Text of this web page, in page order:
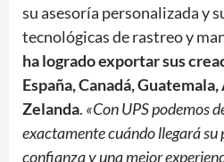
su asesoría personalizada y
tecnológicas de rastreo y
ha logrado exportar sus
España, Canadá,
Zelanda. «Con UPS podemos
exactamente cuándo llegará su
confianza y una mejor